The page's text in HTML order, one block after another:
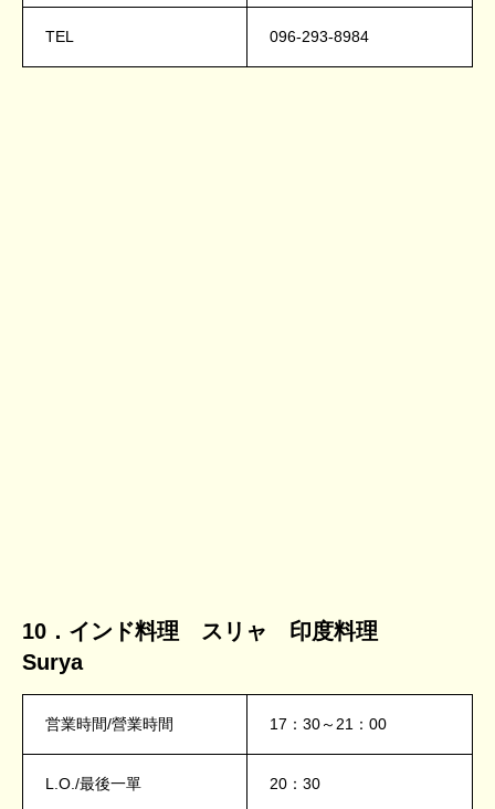
TEL 096-293-8984
10．インド料理 スリャ 印度料理
Surya
営業時間/營業時間 17：30～21：00
L.O./最後一單 20：30